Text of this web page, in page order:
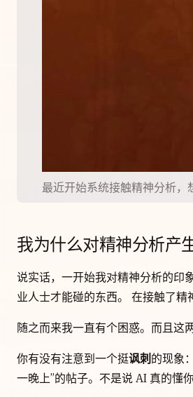
最近开始系统接触精神分析，
我为什么对精神分析产
说实话，一开始我对精神分析的
业人士才能碰的东西。 在接触了精
随之而来我一直有个困惑。而且这
你有没有注意到一个挺讽刺 的现象
一晚上”的帖子。不是说 AI 真的懂